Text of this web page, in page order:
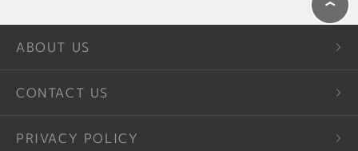
ABOUT US
CONTACT US
PRIVACY POLICY